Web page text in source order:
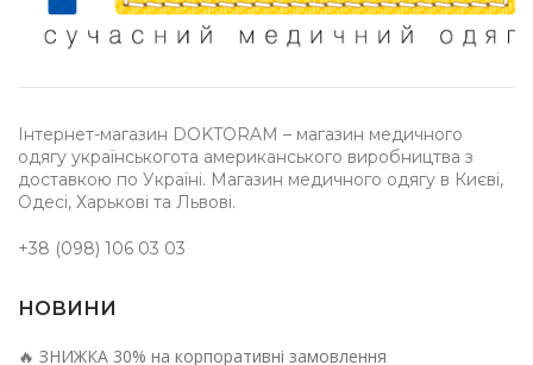
Інтернет-магазин DOKTORAM – магазин медичного
одягу українськогота американського виробництва з
доставкою по Україні. Магазин медичного одягу в Києві,
Одесі, Харькові та Львові.
+38 (098) 106 03 03
НОВИНИ
🔥 ЗНИЖКА 30% на корпоративні замовлення